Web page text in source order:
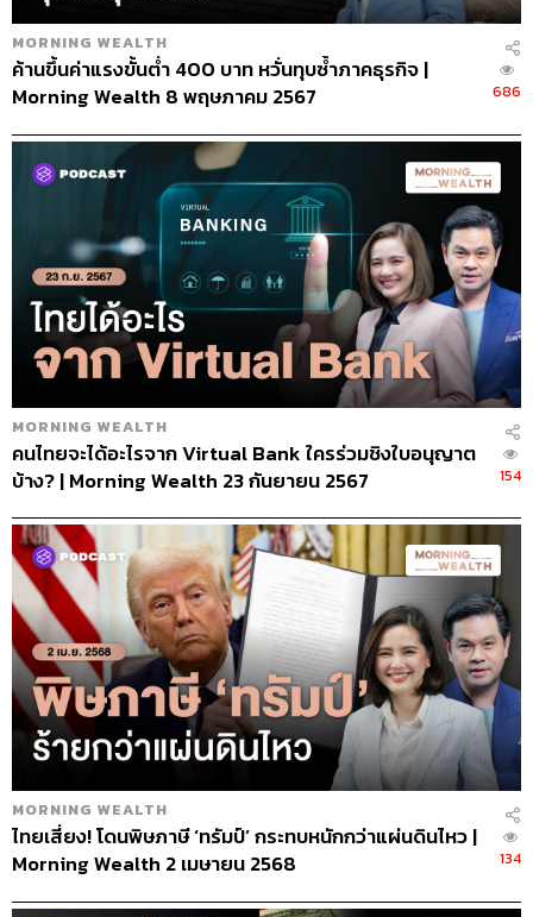
MORNING WEALTH
ค้านขึ้นค่าแรงขั้นต่ำ 400 บาท หวั่นทุบซ้ำภาคธุรกิจ |
Morning Wealth 8 พฤษภาคม 2567
686
MORNING WEALTH
คนไทยจะได้อะไรจาก Virtual Bank ใครร่วมชิงใบอนุญาต
บ้าง? | Morning Wealth 23 กันยายน 2567
154
MORNING WEALTH
ไทยเสี่ยง! โดนพิษภาษี ‘ทรัมป์’ กระทบหนักกว่าแผ่นดินไหว |
Morning Wealth 2 เมษายน 2568
134